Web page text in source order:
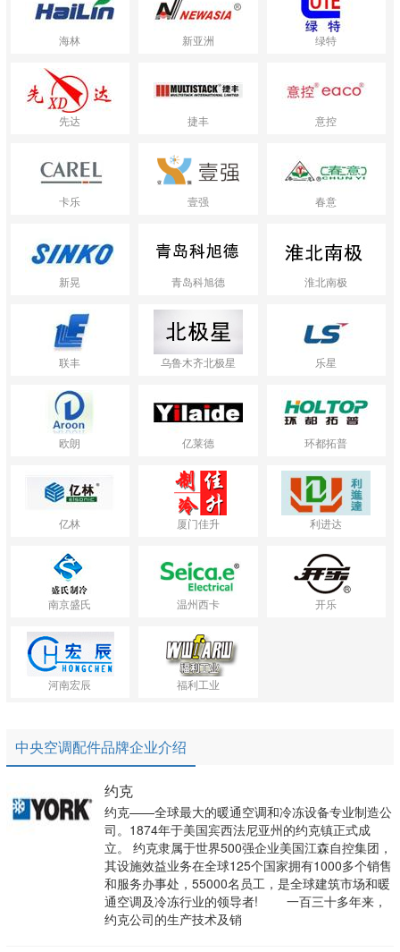
海林 新亚洲 绿特
先达 捷丰 意控
卡乐 壹强 春意
新晃 青岛科旭德 淮北南极
联丰 乌鲁木齐北极星 乐星
欧朗 亿莱德 环都拓普
亿林 厦门佳升 利进达
南京盛氏 温州西卡 开乐
河南宏辰 福利工业
中央空调配件品牌企业介绍
约克
约克——全球最大的暖通空调和冷冻设备专业制造公
司。1874年于美国宾西法尼亚州的约克镇正式成
立。 约克隶属于世界500强企业美国江森自控集团，
其设施效益业务在全球125个国家拥有1000多个销售
和服务办事处，55000名员工，是全球建筑市场和暖
通空调及冷冻行业的领导者! 一百三十多年来，
约克公司的生产技术及销